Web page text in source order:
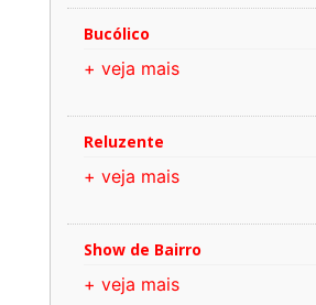
Bucólico
+ veja mais
Reluzente
+ veja mais
Show de Bairro
+ veja mais